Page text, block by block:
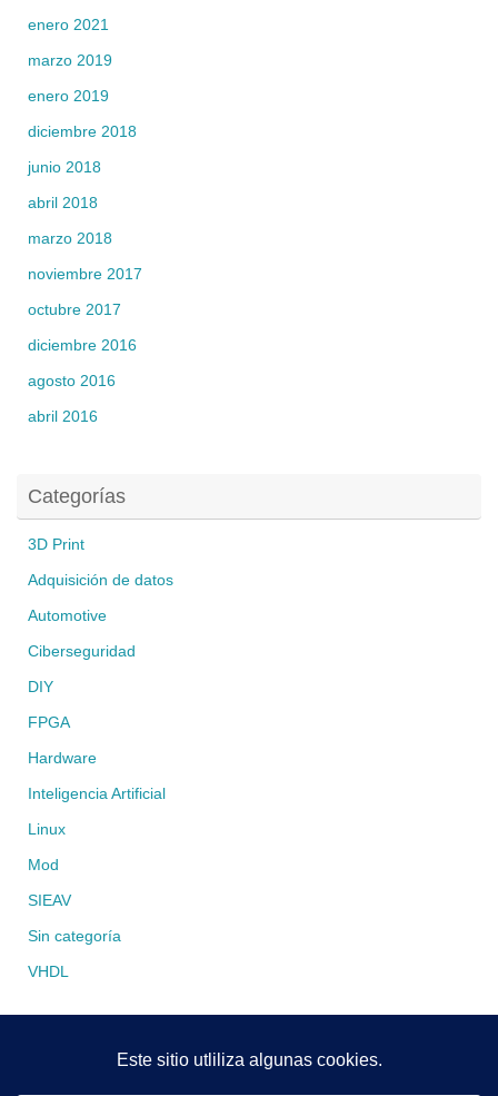
enero 2021
marzo 2019
enero 2019
diciembre 2018
junio 2018
abril 2018
marzo 2018
noviembre 2017
octubre 2017
diciembre 2016
agosto 2016
abril 2016
Categorías
3D Print
Adquisición de datos
Automotive
Ciberseguridad
DIY
FPGA
Hardware
Inteligencia Artificial
Linux
Mod
SIEAV
Sin categoría
VHDL